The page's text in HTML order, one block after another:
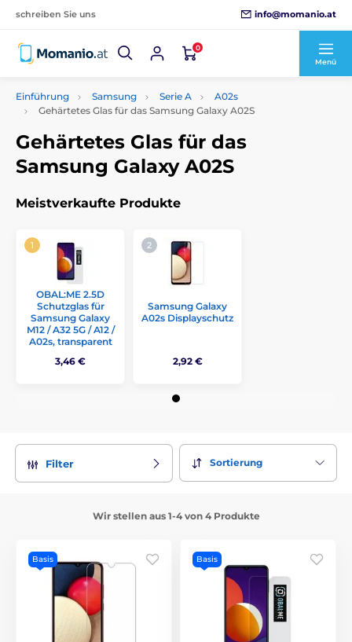
schreiben Sie uns info@momanio.at
0
Menü
Einführung Samsung Serie A
A02s
Gehärtetes Glas für das Samsung Galaxy A02S
Gehärtetes Glas für das
Samsung Galaxy A02S
Meistverkaufte Produkte
OBAL:ME 2.5D
Schutzglas für
Samsung Galaxy
M12 / A32 5G / A12 /
A02s, transparent
3,46 €
Samsung Galaxy
A02s Displayschutz
2,92 €
Filter Sortierung
Wir stellen aus 1-4 von 4 Produkte
Basis Basis